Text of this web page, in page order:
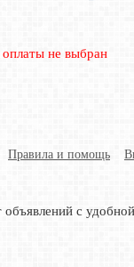
не выбран
Правила и помощь
с